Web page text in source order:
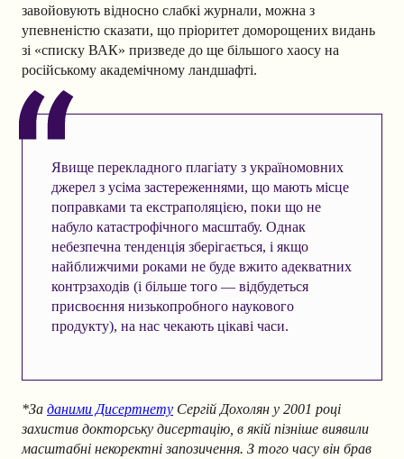
завойовують відносно слабкі журнали, можна з
упевненістю сказати, що пріоритет доморощених видань
зі «списку ВАК» призведе до ще більшого хаосу на
російському академічному ландшафті.
Явище перекладного плагіату з україномовних
джерел з усіма застереженнями, що мають місце
поправками та екстраполяцією, поки що не
набуло катастрофічного масштабу. Однак
небезпечна тенденція зберігається, і якщо
найближчими роками не буде вжито адекватних
контрзаходів (і більше того — відбудеться
присвоєння низькопробного наукового
продукту), на нас чекають цікаві часи.
*За даними Дисертнету Сергій Дохолян у 2001 році
захистив докторську дисертацію, в якій пізніше виявили
масштабні некоректні запозичення. З того часу він брав